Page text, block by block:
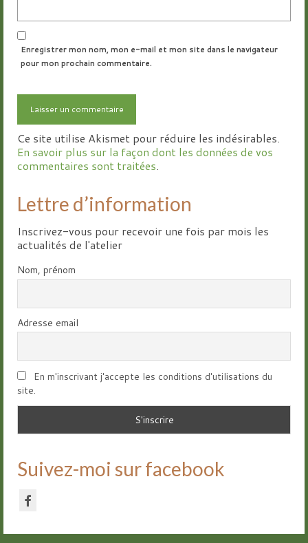
Enregistrer mon nom, mon e-mail et mon site dans le navigateur
pour mon prochain commentaire.
Ce site utilise Akismet pour réduire les indésirables.
En savoir plus sur la façon dont les données de vos
commentaires sont traitées.
Lettre d’information
Inscrivez-vous pour recevoir une fois par mois les
actualités de l'atelier
Nom, prénom
Adresse email
En m'inscrivant j'accepte les conditions d'utilisations du
site.
Suivez-moi sur facebook